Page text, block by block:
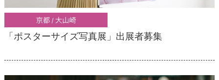
「ポスターサイズ写真展」出展者募集